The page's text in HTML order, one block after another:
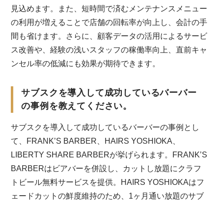
見込めます。また、短時間で済むメンテナンスメニュー
の利用が増えることで店舗の回転率が向上し、会計の手
間も省けます。さらに、顧客データの活用によるサービ
ス改善や、経験の浅いスタッフの稼働率向上、直前キャ
ンセル率の低減にも効果が期待できます。
サブスクを導入して成功しているバーバー
の事例を教えてください。
サブスクを導入して成功しているバーバーの事例とし
て、FRANK’S BARBER、HAIRS YOSHIOKA、
LIBERTY SHARE BARBERが挙げられます。FRANK’S
BARBERはビアバーを併設し、カットし放題にクラフ
トビール無料サービスを提供。HAIRS YOSHIOKAはフ
ェードカットの鮮度維持のため、1ヶ月通い放題のサブ